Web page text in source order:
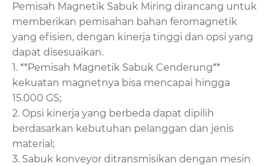
Pemisah Magnetik Sabuk Miring dirancang untuk
memberikan pemisahan bahan feromagnetik
yang efisien, dengan kinerja tinggi dan opsi yang
dapat disesuaikan.
1. **Pemisah Magnetik Sabuk Cenderung**
kekuatan magnetnya bisa mencapai hingga
15.000 GS;
2. Opsi kinerja yang berbeda dapat dipilih
berdasarkan kebutuhan pelanggan dan jenis
material;
3. Sabuk konveyor ditransmisikan dengan mesin